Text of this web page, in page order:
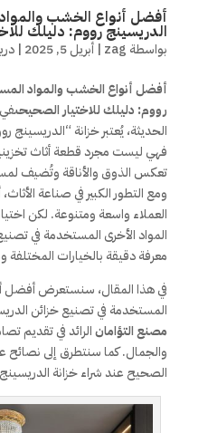
أفضل أنواع الخشب
الدريسينج رووم: دليلك
بواسطة zag
| أبريل 5, 2025 |
أفضل أنواع الخشب والمواد
رووم: دليلك للاختيار الصحيحىفي
الحديثة، يُعتبر خزانة
فهي ليست مجرد قطعة أثاث
تعكس الذوق والأناقة وتُضيف
ومع التطور الكبير في صناعة
العملاء واسعة ومتنوعة. لكن
المواد الأخرى المستخدمة في
معرفة دقيقة بالخيارات المختلفة
في هذا المقال، سنستعرض أفضل
المستخدمة في تصنيع خزائن
مصنع التؤامانالرائد في تقديم
والجمال. كما سنتطرق إلى نصائح
الصحيح عند شراء خزانة